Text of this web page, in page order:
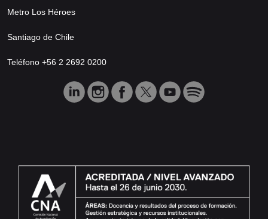
Metro Los Héroes
Santiago de Chile
Teléfono +56 2 2692 0200